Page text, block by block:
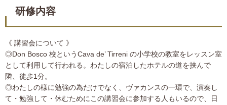
研修内容
《 講習会について 》
◎Don Bosco 校というCava de’ Tirreni の小学校の教室をレッスン室
として利用して行われる。わたしの宿泊したホテルの道を挟んで
隣、徒歩1分。
◎わたしの様に勉強の為だけでなく、ヴァカンスの一環で、演奏し
て・勉強して・休むためにこの講習会に参加する人もいるので、日